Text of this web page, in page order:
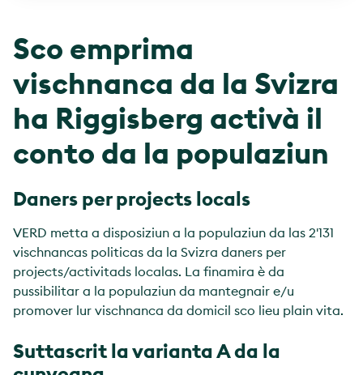
Sco emprima
vischnanca da la Svizra
ha Riggisberg activà il
conto da la populaziun
Daners per projects locals
VERD metta a disposiziun a la populaziun da las 2'131
vischnancas politicas da la Svizra daners per
projects/activitads localas. La finamira è da
pussibilitar a la populaziun da mantegnair e/u
promover lur vischnanca da domicil sco lieu plain vita.
Suttascrit la varianta A da la